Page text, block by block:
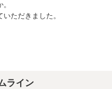
ただきました。
ライン